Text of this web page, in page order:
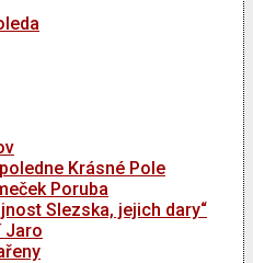
Krásné Pole
Poruba
Slezska, jejich dary“
Jaro